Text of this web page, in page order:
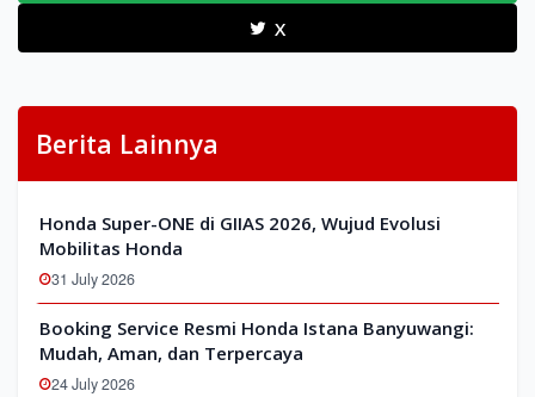
X
Berita Lainnya
Honda Super-ONE di GIIAS 2026, Wujud Evolusi
Mobilitas Honda
31 July 2026
Booking Service Resmi Honda Istana Banyuwangi:
Mudah, Aman, dan Terpercaya
24 July 2026